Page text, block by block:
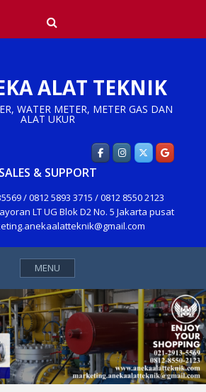
ALAT TEKNIK
WATER METER, METER GAS DAN
ALAT UKUR
SALES & SUPPORT
/ 0812 5893 3715 / 0812 8550 2123
LT UG Blok D2 No. 5 Jakarta pusat
MENU